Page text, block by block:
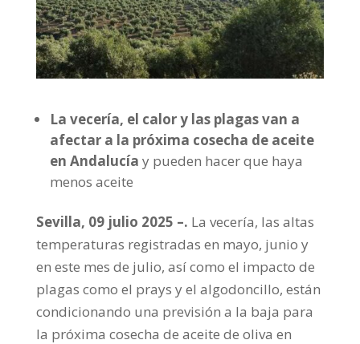
La vecería, el calor y las plagas van a
afectar a la próxima cosecha de aceite
en Andalucía y pueden hacer que haya
menos aceite
Sevilla, 09 julio 2025 –. La vecería, las altas
temperaturas registradas en mayo, junio y
en este mes de julio, así como el impacto de
plagas como el prays y el algodoncillo, están
condicionando una previsión a la baja para
la próxima cosecha de aceite de oliva en